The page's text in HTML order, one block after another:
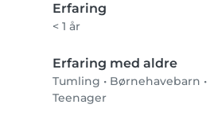
Erfaring
< 1 år
Erfaring med aldre
Tumling • Børnehavebarn •
Teenager